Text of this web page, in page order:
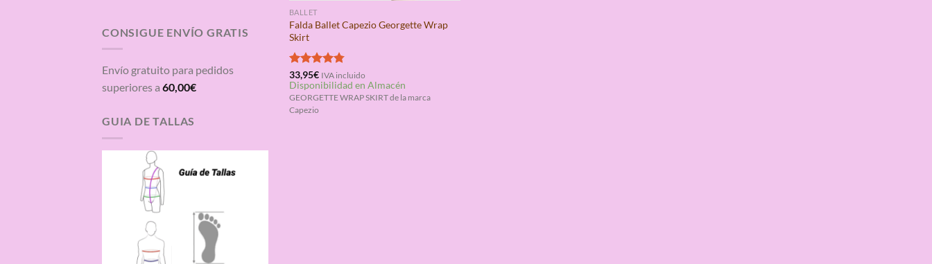
CONSIGUE ENVÍO GRATIS
Envío gratuito para pedidos
superiores a 60,00€
GUIA DE TALLAS
BALLET
Falda Ballet Capezio Georgette Wrap
Skirt
Valorado
con4.75
de 5
33,95€ IVA incluido
Disponibilidad en Almacén
GEORGETTE WRAP SKIRT de la marca
Capezio